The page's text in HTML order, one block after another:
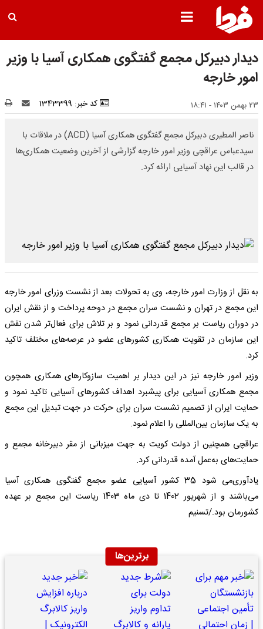
دیدار دبیرکل مجمع گفتگوی همکاری آسیا با وزیر
امور خارجه
۲۳ بهمن ۱۴۰۳ - ۱۸:۴۱ کد خبر: 1343399
ناصر المطیری دبیرکل مجمع گفتگوی همکاری آسیا (ACD) در ملاقات با
سیدعباس عراقچی وزیر امور خارجه گزارشی از آخرین وضعیت همکاری‌ها
در قالب این نهاد آسیایی ارائه کرد.
به نقل از وزارت امور خارجه، وی به تحولات بعد از نشست وزرای امور خارجه
این مجمع در تهران و نشست سران مجمع در دوحه پرداخت و از نقش ایران
در دوران ریاست بر مجمع قدردانی نمود و بر تلاش برای فعال‌تر شدن نقش
این سازمان در تقویت همکاری کشورهای عضو در عرصه‌های مختلف تاکید
کرد.
وزیر امور خارجه نیز در این دیدار بر اهمیت سازوکارهای همکاری همچون
مجمع همکاری آسیایی برای پیشبرد اهداف کشورهای آسیایی تاکید نمود و
حمایت ایران از تصمیم نشست سران برای حرکت در جهت تبدیل این مجمع
به یک سازمان بین‌المللی را اعلام نمود.
عراقچی همچنین از دولت کویت به جهت میزبانی از مقر دبیرخانه مجمع و
حمایت‌های به‌عمل آمده قدردانی کرد.
یادآوری‌می شود 35 کشور آسیایی عضو مجمع گفتگوی همکاری آسیا
می‌باشند و از شهریور 1402 تا دی ماه 1403 ریاست این مجمع بر عهده
کشورمان بود./تسنیم
برترین‌ها